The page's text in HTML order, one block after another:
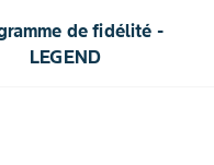
de fidélité -
LEGEND